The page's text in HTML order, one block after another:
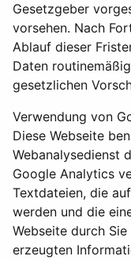
Gesetzgeber
vorsehen. Nach
Ablauf dieser
Daten
gesetzlichen
Verwendung von
Diese Webseite
Webanalysedienst
Google Analytics
Textdateien, die
werden und die
Webseite durch
erzeugten